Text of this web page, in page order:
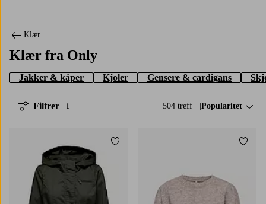
Klær
Klær fra Only
Jakker & kåper Kjoler Gensere & cardigans
504 treff Sorter på:
Popularitet
Filtrer 1
Legg til favoritter
XL